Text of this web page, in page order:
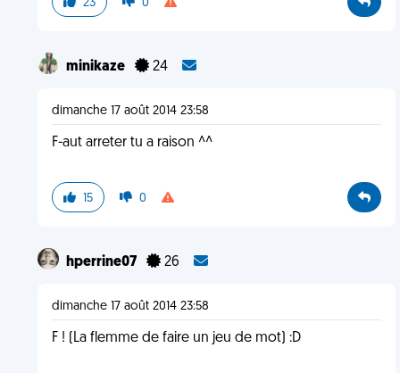
23 0
minikaze 24
dimanche 17 août 2014 23:58
F-aut arreter tu a raison ^^
15 0
hperrine07 26
dimanche 17 août 2014 23:58
F ! (La flemme de faire un jeu de mot) :D